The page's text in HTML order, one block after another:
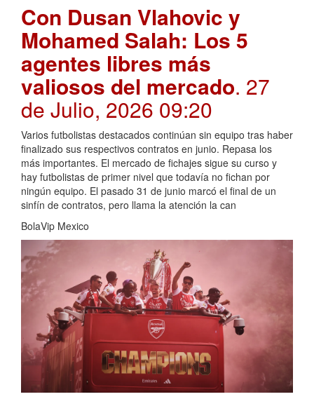
Con Dusan Vlahovic y
Mohamed Salah: Los 5
agentes libres más
valiosos del mercado. 27
de Julio, 2026 09:20
Varios futbolistas destacados continúan sin equipo tras haber
finalizado sus respectivos contratos en junio. Repasa los
más importantes. El mercado de fichajes sigue su curso y
hay futbolistas de primer nivel que todavía no fichan por
ningún equipo. El pasado 31 de junio marcó el final de un
sinfín de contratos, pero llama la atención la can
BolaVip Mexico